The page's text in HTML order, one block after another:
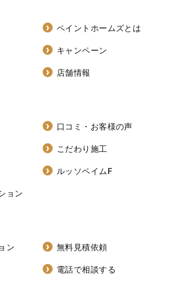
ペイントホームズとは
キャンペーン
店舗情報
口コミ・お客様の声
こだわり施工
ルッソペイムF
ョン
ン 無料見積依頼
電話で相談する